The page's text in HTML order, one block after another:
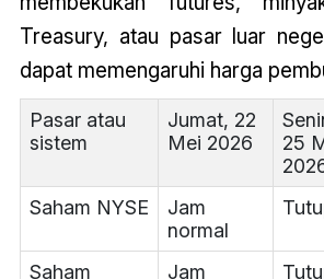
Treasury, atau pasar luar
dapat memengaruhi harga
Pasar atau
sistem
Jumat, 22
Mei 2026
25
Saham NYSE
Jam
normal
Saham
Jam